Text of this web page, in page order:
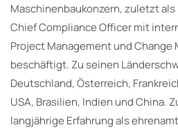
Maschinenbaukonzern, zuletzt
Chief Compliance Officer mit
Project Management und Change
beschäftigt. Zu seinen
Deutschland, Österreich,
USA, Brasilien, Indien und China.
langjährige Erfahrung als